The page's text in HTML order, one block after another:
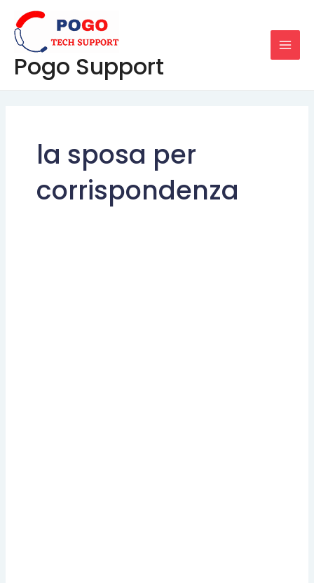
content
Pogo Support
la sposa per
corrispondenza